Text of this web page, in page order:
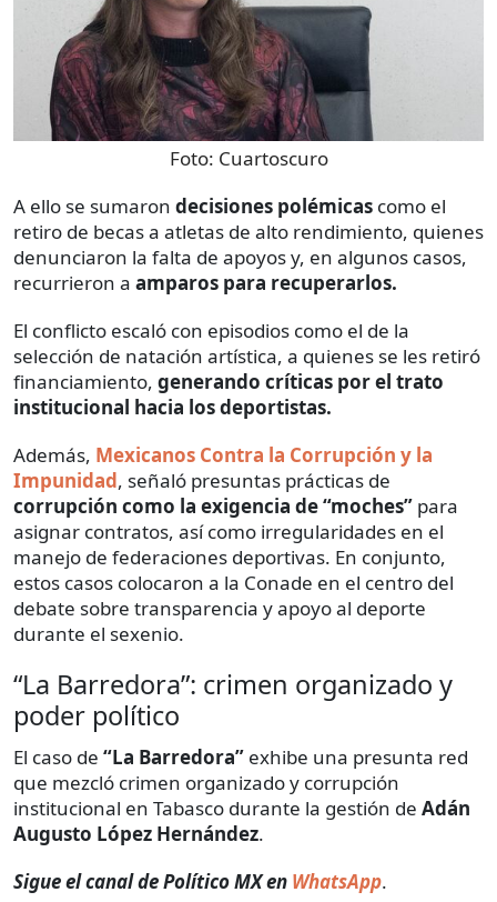
Foto: Cuartoscuro
A ello se sumaron decisiones polémicas como el
retiro de becas a atletas de alto rendimiento, quienes
denunciaron la falta de apoyos y, en algunos casos,
recurrieron a amparos para recuperarlos.
El conflicto escaló con episodios como el de la
selección de natación artística, a quienes se les retiró
financiamiento, generando críticas por el trato
institucional hacia los deportistas.
Además, Mexicanos Contra la Corrupción y la
Impunidad, señaló presuntas prácticas de
corrupción como la exigencia de “moches” para
asignar contratos, así como irregularidades en el
manejo de federaciones deportivas. En conjunto,
estos casos colocaron a la Conade en el centro del
debate sobre transparencia y apoyo al deporte
durante el sexenio.
“La Barredora”: crimen organizado y
poder político
El caso de “La Barredora” exhibe una presunta red
que mezcló crimen organizado y corrupción
institucional en Tabasco durante la gestión de Adán
Augusto López Hernández.
Sigue el canal de Político MX en WhatsApp.